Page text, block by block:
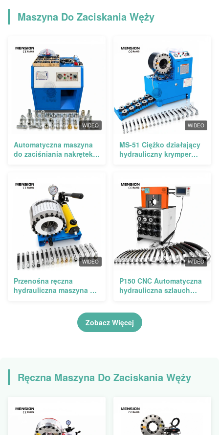
Maszyna Do Zaciskania Węży
WIDEO
Automatyczna maszyna
do zaciśniania nakrętek
wydajnością pracy 800
szt./h i dokładnością 0,01
WIDEO
MS-51 Ciężko działający
hydrauliczny krymper
certyfikowany CE i RoHS
dla zakresu identyfikacji
6mm-51mm
WIDEO
Przenośna ręczna
hydrauliczna maszyna do
zakresie zatłaczania od
1/4" do 1" do napraw na
WIDEO
P150 CNC Automatyczna
hydrauliczna szlauch
14-87 mm
Zobacz Więcej
Ręczna Maszyna Do Zaciskania Węży